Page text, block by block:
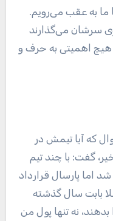
ما به عقب می‌رویم.
سرشان می‌گذارند
هیچ اهمیتی به حرف و
که آیا تیمش در
گفت: با چند تیم
اما پارسال قرارداد
بابت سال گذشته
بدهند، نه تنها پول من